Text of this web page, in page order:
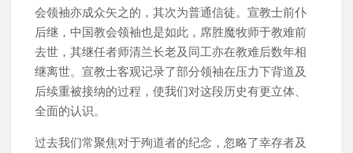
会领袖亦成众矢之的，其次为普通信徒。宣教士前仆
后继，中国教会领袖也是如此，席胜魔牧师于教难前
去世，其继任者师清兰长老及同工亦在教难后数年相
继离世。宣教士客观记录了部分领袖在压力下背道及
后续重被接纳的过程，使我们对这段历史有更立体、
全面的认识。
过去我们常聚焦对于殉道者的纪念，忽略了幸存者及